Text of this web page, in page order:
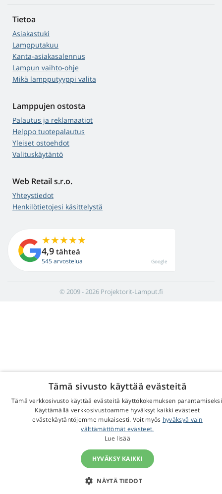
Tietoa
Asiakastuki
Lampputakuu
Kanta-asiakasalennus
Lampun vaihto-ohje
Mikä lampputyyppi valita
Lamppujen ostosta
Palautus ja reklamaatiot
Helppo tuotepalautus
Yleiset ostoehdot
Valituskäytäntö
Web Retail s.r.o.
Yhteystiedot
Henkilötietojesi käsittelystä
4,9 tähteä
545 arvostelua Google
© 2009 - 2026 Projektorit-Lamput.fi
Tämä sivusto käyttää evästeitä
Tämä verkkosivusto käyttää evästeitä käyttökokemuksen
Käyttämällä verkkosivustoamme hyväksyt kaikki evästeet
evästekäytäntöjemme mukaisesti. Voit myös hyväksyä vain
välttämättömät evästeet.
Lue lisää
HYVÄKSY KAIKKI
NÄYTÄ TIEDOT